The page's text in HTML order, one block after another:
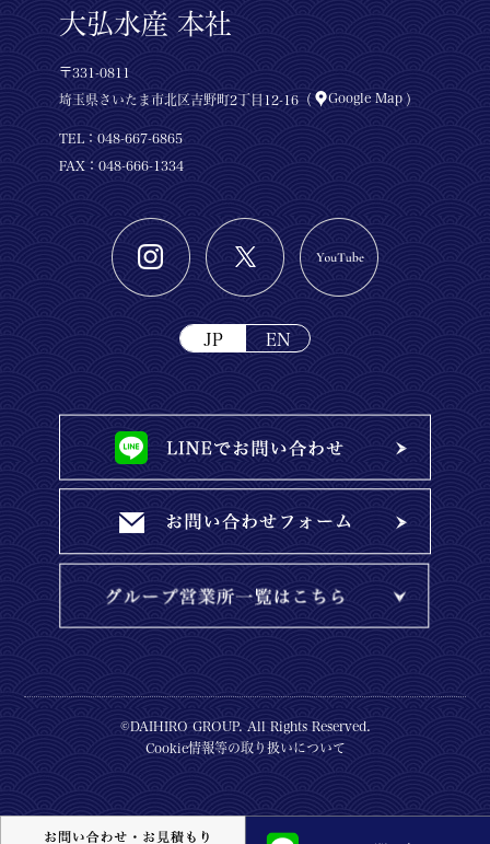
大弘水産 本社
〒331-0811
埼玉県さいたま市北区吉野町2丁目12-16（ Google Map ）
TEL： 048-667-6865
FAX：048-666-1334
JP EN
©DAIHIRO GROUP. All Rights Reserved.
Cookie情報等の取り扱いについて